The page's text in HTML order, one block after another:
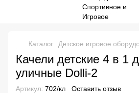
Каталог Детское игровое
Качели детские 4 в 1
уличные Dolli-2
Артикул: 702/кл Оставить отзыв